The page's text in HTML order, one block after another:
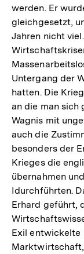
werden. Er
gleichgesetzt,
Jahren nicht
Untergang der
hatten. Die
an die man sich
Wagnis mit
auch die
besonders der
Krieges die
übernahmen
Idurchführten.
Erhard geführt,
Exil entwickelte